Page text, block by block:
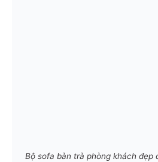
Bộ sofa bàn trà phòng khách đẹp